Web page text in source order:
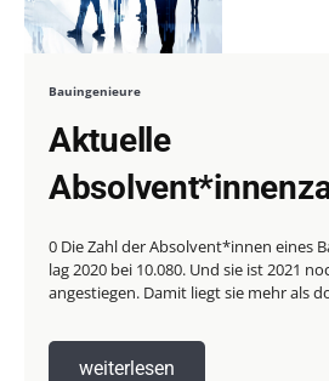
Bauingenieure
Aktuelle
0 Die Zahl der Absolvent*innen eines
lag 2020 bei 10.080. Und sie ist 2021
angestiegen. Damit liegt sie mehr als
weiterlesen